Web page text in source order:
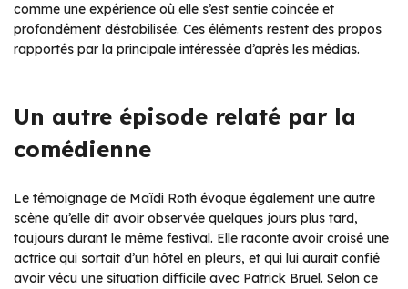
comme une expérience où elle s’est sentie coincée et
profondément déstabilisée. Ces éléments restent des propos
rapportés par la principale intéressée d’après les médias.
Un autre épisode relaté par la
comédienne
Le témoignage de Maïdi Roth évoque également une autre
scène qu’elle dit avoir observée quelques jours plus tard,
toujours durant le même festival. Elle raconte avoir croisé une
actrice qui sortait d’un hôtel en pleurs, et qui lui aurait confié
avoir vécu une situation difficile avec Patrick Bruel. Selon ce